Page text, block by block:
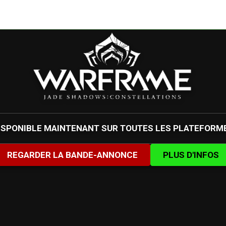
MAINTENANT SUR TOUTES LES
REGARDER LA BANDE-ANNONCE PLUS D'INFOS